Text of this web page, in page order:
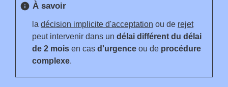
info À savoir
la décision implicite d'acceptation ou de rejet
peut intervenir dans un délai différent du délai
de 2 mois en cas d'urgence ou de procédure
complexe.